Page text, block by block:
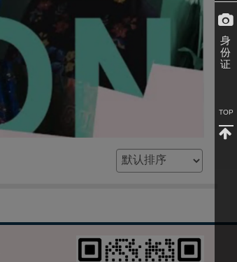
身
份
证
TOP